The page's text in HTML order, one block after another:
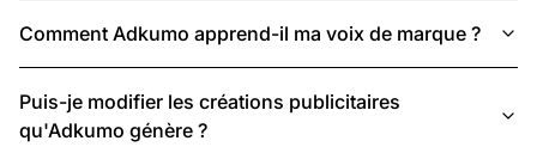
Comment Adkumo apprend-il ma voix de marque ?
Puis-je modifier les créations publicitaires
qu'Adkumo génère ?